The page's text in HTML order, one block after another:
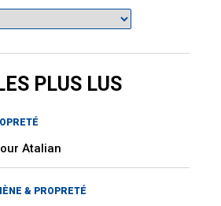
PLUS LUS
Atalian
& PROPRETÉ